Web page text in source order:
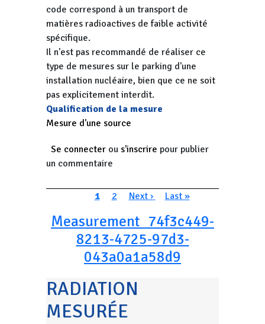
code correspond à un transport de
matières radioactives de faible activité
spécifique.
Il n'est pas recommandé de réaliser ce
type de mesures sur le parking d'une
installation nucléaire, bien que ce ne soit
pas explicitement interdit.
Qualification de la mesure
Mesure d'une source
Se connecter ou s'inscrire pour publier
un commentaire
PaginationPage courante
1 Page
2 Page suivante
Next › Dernière page
Last »
Measurement_74f3c449-
8213-4725-97d3-
043a0a1a58d9
RADIATION
MESURÉE